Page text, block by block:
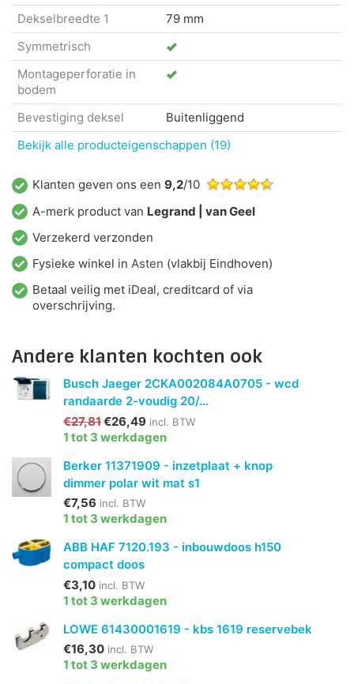
Dekselbreedte 1
79 mm
Symmetrisch
Montageperforatie in
bodem
Bevestiging deksel
Buitenliggend
Bekijk alle producteigenschappen (19)
Klanten geven ons een 9,2/10
A-merk product van Legrand | van Geel
Verzekerd verzonden
Fysieke winkel in Asten (vlakbij Eindhoven)
Betaal veilig met iDeal, creditcard of via
overschrijving.
Andere klanten kochten ook
Busch Jaeger 2CKA002084A0705 - wcd
randaarde 2-voudig 20/...
€27,81€26,49 incl. BTW
1 tot 3 werkdagen
Berker 11371909 - inzetplaat + knop
dimmer polar wit mat s1
€7,56 incl. BTW
1 tot 3 werkdagen
ABB HAF 7120.193 - inbouwdoos h150
compact doos
€3,10 incl. BTW
1 tot 3 werkdagen
LOWE 61430001619 - kbs 1619 reservebek
€16,30 incl. BTW
1 tot 3 werkdagen